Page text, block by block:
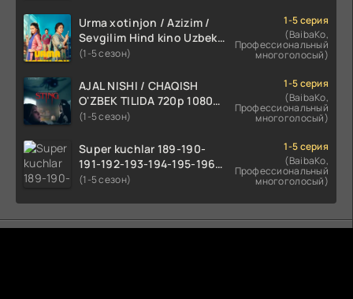
Urma xotinjon / Azizim /
Sevgilim Hind kino Uzbek
tilida 2022 O'zbekcha
(1-5 сезон)
1-5 серия
(BaibaKo,
Профессиональный
многоголосый)
AJAL NISHI / CHAQISH
O'ZBEK TILIDA 720p 1080p
Full HD (2024) Tarjima
(1-5 сезон)
1-5 серия
(BaibaKo,
Профессиональный
многоголосый)
Super kuchlar 189-190-
191-192-193-194-195-196-
197-198-199-200 Qism
tarjima seryal
(1-5 сезон)
1-5 серия
(BaibaKo,
Профессиональный
многоголосый)